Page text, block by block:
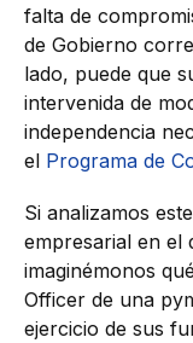
falta de
de Gobierno
lado, puede que
intervenida de
independencia
el Programa de
Si analizamos
empresarial en el
imaginémonos
Officer de una
ejercicio de sus